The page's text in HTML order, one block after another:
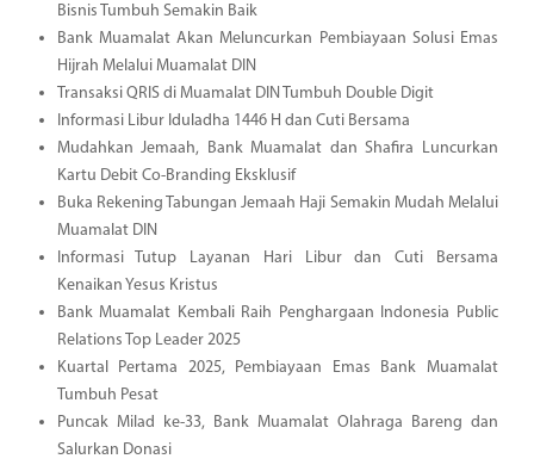
Bisnis Tumbuh Semakin Baik
Bank Muamalat Akan Meluncurkan Pembiayaan Solusi Emas
Hijrah Melalui Muamalat DIN
Transaksi QRIS di Muamalat DIN Tumbuh Double Digit
Informasi Libur Iduladha 1446 H dan Cuti Bersama
Mudahkan Jemaah, Bank Muamalat dan Shafira Luncurkan
Kartu Debit Co-Branding Eksklusif
Buka Rekening Tabungan Jemaah Haji Semakin Mudah Melalui
Muamalat DIN
Informasi Tutup Layanan Hari Libur dan Cuti Bersama
Kenaikan Yesus Kristus
Bank Muamalat Kembali Raih Penghargaan Indonesia Public
Relations Top Leader 2025
Kuartal Pertama 2025, Pembiayaan Emas Bank Muamalat
Tumbuh Pesat
Puncak Milad ke-33, Bank Muamalat Olahraga Bareng dan
Salurkan Donasi